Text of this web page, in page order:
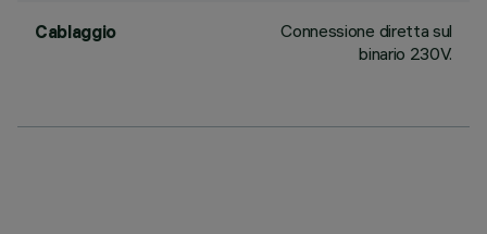
Cablaggio
Connessione diretta sul
binario 230V.